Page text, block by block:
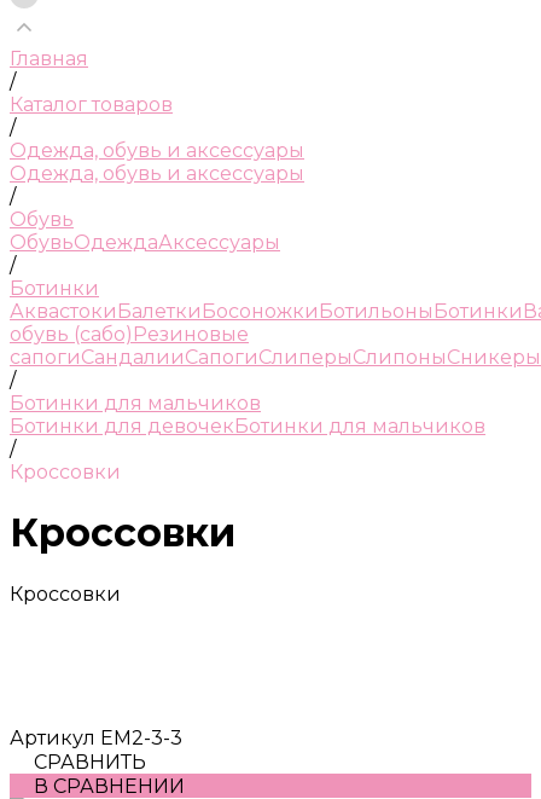
Главная
/
Каталог товаров
/
Одежда, обувь и аксессуары
Одежда, обувь и аксессуары
/
Обувь
ОбувьОдеждаАксессуары
/
Ботинки
Аквастоки Балетки Босоножки Ботильоны Ботинки
обувь (сабо) Резиновые
сапогиСандалииСапогиСлиперыСлипоныСникеры
/
Ботинки для мальчиков
Ботинки для девочекБотинки для мальчиков
/
Кроссовки
Кроссовки
Кроссовки
Артикул EM2-3-3
СРАВНИТЬ
В СРАВНЕНИИ